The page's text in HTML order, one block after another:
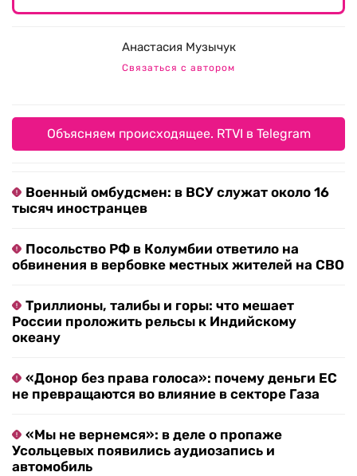
Анастасия Музычук
Связаться с автором
Объясняем происходящее. RTVI в Telegram
Военный омбудсмен: в ВСУ служат около 16
тысяч иностранцев
Посольство РФ в Колумбии ответило на
обвинения в вербовке местных жителей на СВО
Триллионы, талибы и горы: что мешает
России проложить рельсы к Индийскому
океану
«Донор без права голоса»: почему деньги ЕС
не превращаются во влияние в секторе Газа
«Мы не вернемся»: в деле о пропаже
Усольцевых появились аудиозапись и
автомобиль